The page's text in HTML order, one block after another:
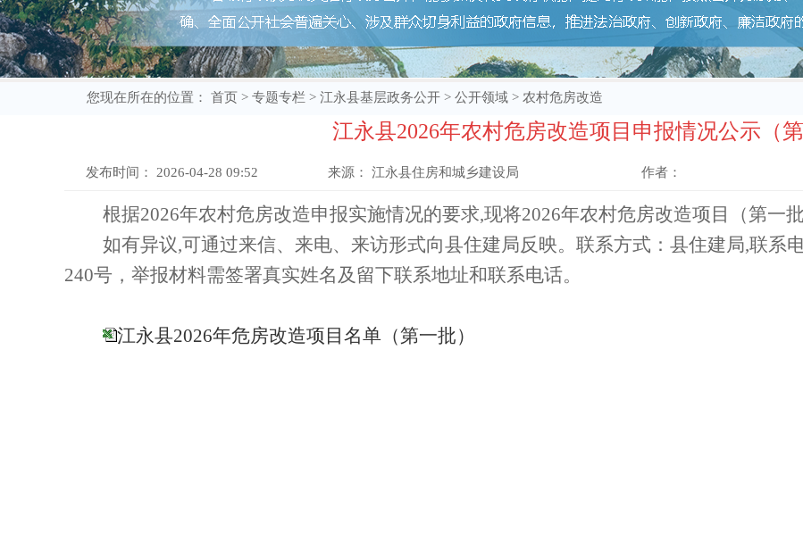
您现在所在的位置： 首页 > 专题专栏 > 江永县基层政务公开 > 公开领域 > 农村危房改造
江永县2026年农村危房改造项目申报情况公示（第
发布时间： 2026-04-28 09:52 来源： 江永县住房和城乡建设局 作者：
根据2026年农村危房改造申报实施情况的要求,现将2026年农村危房改造项目 （第一批
如有异议,可通过来信、来电、来访形式向县住建局反映。 联系方式：县住建局,联系
240号， 举报材料需签署真实姓名及留下联系地址和联系电话。
江永县2026年危房改造项目名单（第一批）